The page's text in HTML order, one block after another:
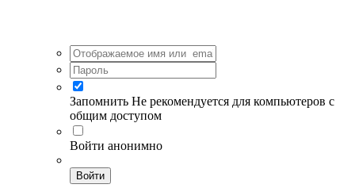
Запомнить Не рекомендуется для компьютеров с
общим доступом
Войти анонимно
Войти